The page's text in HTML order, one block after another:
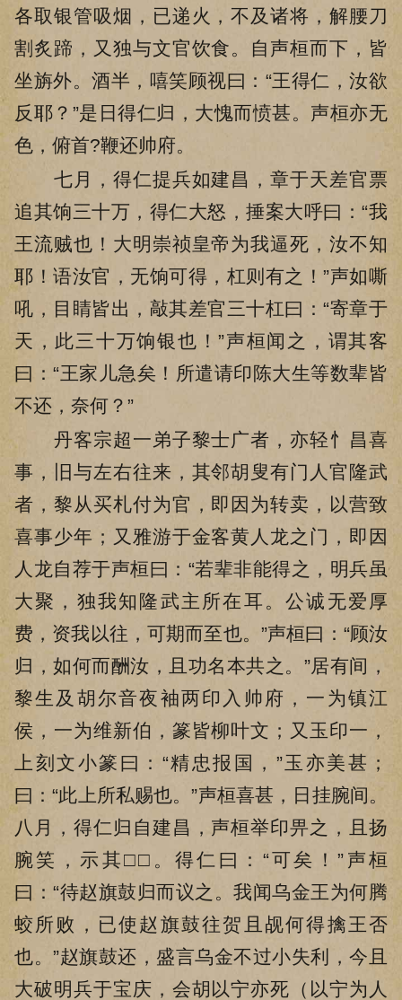
各取银管吸烟，已递火，不及诸将，解腰刀
割炙蹄，又独与文官饮食。自声桓而下，皆
坐旃外。酒半，嘻笑顾视曰：“王得仁，汝欲
反耶？”是日得仁归，大愧而愤甚。声桓亦无
色，俯首?鞭还帅府。
七月，得仁提兵如建昌，章于天差官票
追其饷三十万，得仁大怒，捶案大呼曰：“我
王流贼也！大明崇祯皇帝为我逼死，汝不知
耶！语汝官，无饷可得，杠则有之！”声如嘶
吼，目睛皆出，敲其差官三十杠曰：“寄章于
天，此三十万饷银也！”声桓闻之，谓其客
曰：“王家儿急矣！所遣请印陈大生等数辈皆
不还，奈何？”
丹客宗超一弟子黎士广者，亦轻忄昌喜
事，旧与左右往来，其邻胡叟有门人官隆武
者，黎从买札付为官，即因为转卖，以营致
喜事少年；又雅游于金客黄人龙之门，即因
人龙自荐于声桓曰：“若辈非能得之，明兵虽
大聚，独我知隆武主所在耳。公诚无爱厚
费，资我以往，可期而至也。”声桓曰：“顾汝
归，如何而酬汝，且功名本共之。”居有间，
黎生及胡尔音夜袖两印入帅府，一为镇江
侯，一为维新伯，篆皆柳叶文；又玉印一，
上刻文小篆曰：“精忠报国，”玉亦美甚；
曰：“此上所私赐也。”声桓喜甚，日挂腕间。
八月，得仁归自建昌，声桓举印畀之，且扬
腕笑，示其□□。得仁曰：“可矣！”声桓
曰：“待赵旗鼓归而议之。我闻乌金王为何腾
蛟所败，已使赵旗鼓往贺且觇何得擒王否
也。”赵旗鼓还，盛言乌金不过小失利，今且
大破明兵于宝庆，会胡以宁亦死（以宁为人